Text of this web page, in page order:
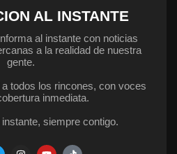
AL INSTANTE
al instante con noticias
a la realidad de nuestra
gente.
todos los rincones, con voces
inmediata.
siempre contigo.